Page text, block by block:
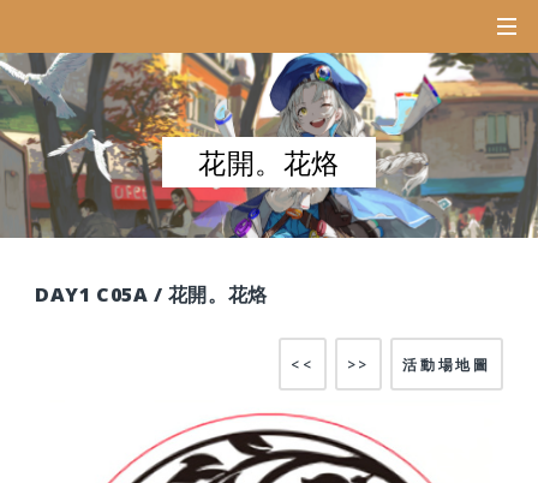
花開。花烙
DAY1 C05A / 花開。花烙
活動場地圖
>>
<<